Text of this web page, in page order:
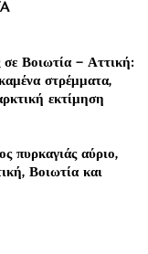
Βοιωτία – Αττική:
στρέμματα,
εκτίμηση
πυρκαγιάς αύριο,
Βοιωτία και